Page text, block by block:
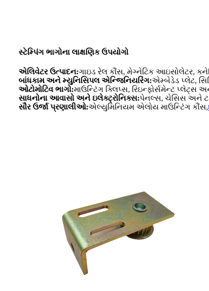
સ્ટેમ્પિંગ ભાગોના લાક્ષણિક ઉપયોગો
એલિવેટર ઉત્પાદન:ગાઇડ રેલ કૌંસ, મેગ્નેટિક આઇસોલેટર,
બાંધકામ અને મ્યુનિસિપલ એન્જિનિયરિંગ:એમ્બેડેડ પ્લેટ,
ઓટોમોટિવ ભાગો:માઉન્ટિંગ ક્લિપ્સ, રિઇન્ફોર્સમેન્ટ પ્લેટ્સ
સાધનોના આવાસો અને ઇલેક્ટ્રોનિક્સ:પેનલ્સ, ચેસિસ અને
સૌર ઉર્જા પ્રણાલીઓ:એલ્યુમિનિયમ એલોય માઉન્ટિંગ કૌંસ,